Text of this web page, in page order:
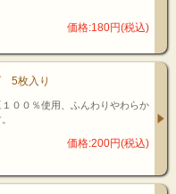
価格:180円(税込)
5枚入り
００％使用、ふんわりやわらか
価格:200円(税込)